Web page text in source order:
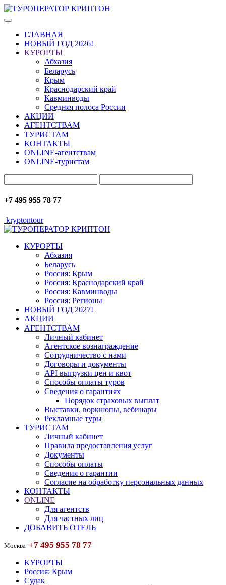
ГЛАВНАЯ
НОВЫЙ ГОД 2026!
КУРОРТЫ
Абхазия
Беларусь
Крым
Краснодарский край
Кавминводы
Средняя полоса России
АКЦИИ
АГЕНТСТВАМ
ТУРИСТАМ
КОНТАКТЫ
ONLINE-агентствам
ONLINE-туристам
+7 495 955 78 77
kryptontour
КУРОРТЫ
Абхазия
Беларусь
Россия: Крым
Россия: Краснодарский край
Россия: Кавминводы
Россия: Регионы
НОВЫЙ ГОД 2027!
АКЦИИ
АГЕНТСТВАМ
Личный кабинет
Агентское вознаграждение
Сотрудничество с нами
Договоры и документы
API выгрузки цен и квот
Способы оплаты туров
Сведения о гарантиях
Порядок страховых выплат
Выставки, воркшопы, вебинары
Рекламные туры
ТУРИСТАМ
Личный кабинет
Правила предоставления услуг
Документы
Способы оплаты
Сведения о гарантии
Согласие на обработку персональных данных
КОНТАКТЫ
ONLINE
Для агентств
Для частных лиц
ДОБАВИТЬ ОТЕЛЬ
Москва +7 495 955 78 77
КУРОРТЫ
Россия: Крым
Судак